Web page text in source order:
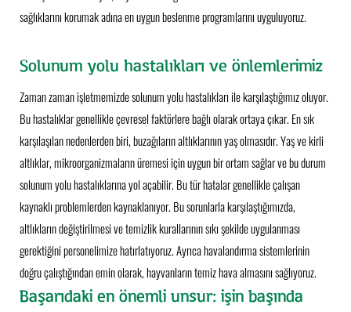
sağlıklarını korumak adına en uygun beslenme programlarını uyguluyoruz.
Solunum yolu hastalıkları ve önlemlerimiz
Zaman zaman işletmemizde solunum yolu hastalıkları ile karşılaştığımız oluyor.
Bu hastalıklar genellikle çevresel faktörlere bağlı olarak ortaya çıkar. En sık
karşılaşılan nedenlerden biri, buzağıların altlıklarının yaş olmasıdır. Yaş ve kirli
altlıklar, mikroorganizmaların üremesi için uygun bir ortam sağlar ve bu durum
solunum yolu hastalıklarına yol açabilir. Bu tür hatalar genellikle çalışan
kaynaklı problemlerden kaynaklanıyor. Bu sorunlarla karşılaştığımızda,
altlıkların değiştirilmesi ve temizlik kurallarının sıkı şekilde uygulanması
gerektiğini personelimize hatırlatıyoruz. Ayrıca havalandırma sistemlerinin
doğru çalıştığından emin olarak, hayvanların temiz hava almasını sağlıyoruz.
Başarıdaki en önemli unsur: işin başında